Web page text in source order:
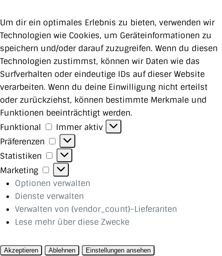
Um dir ein optimales Erlebnis zu bieten, verwenden wir
Technologien wie Cookies, um Geräteinformationen zu
speichern und/oder darauf zuzugreifen. Wenn du diesen
Technologien zustimmst, können wir Daten wie das
Surfverhalten oder eindeutige IDs auf dieser Website
verarbeiten. Wenn du deine Einwilligung nicht erteilst
oder zurückziehst, können bestimmte Merkmale und
Funktionen beeinträchtigt werden.
Funktional
Funktional
Immer aktiv
Präferenzen
Präferenzen
Statistiken
Statistiken
Marketing
Marketing
Optionen verwalten
Dienste verwalten
Verwalten von {vendor_count}-Lieferanten
Lese mehr über diese Zwecke
Akzeptieren Ablehnen Einstellungen ansehen